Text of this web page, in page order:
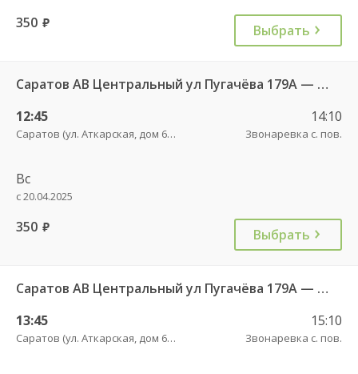
350 руб. Выбрать
Саратов АВ Центральный ул Пугачёва 179А — Маркс ул Ленина 36 Б
12:45
Саратов (ул. Аткарская, дом 66 А)
14:10
Звонаревка с. пов.
Вс
с 20.04.2025
350 руб. Выбрать
Саратов АВ Центральный ул Пугачёва 179А — Маркс ул Ленина 36 Б
13:45
Саратов (ул. Аткарская, дом 66 А)
15:10
Звонаревка с. пов.